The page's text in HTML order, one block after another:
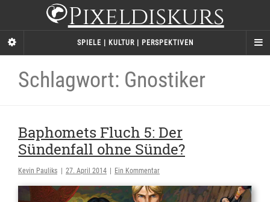
Pixeldiskurs
SPIELE | KULTUR | PERSPEKTIVEN
Schlagwort: Gnostiker
Baphomets Fluch 5: Der
Sündenfall ohne Sünde?
Kevin Pauliks 27. April 2014 Ein Kommentar